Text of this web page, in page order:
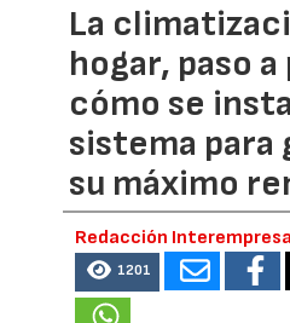
La
hogar, paso a
cómo se
sistema para
su máximo
Redacción
1201